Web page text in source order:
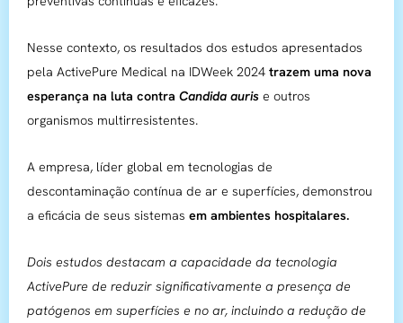
Nesse contexto, os resultados dos estudos apresentados
pela ActivePure Medical na IDWeek 2024 trazem uma nova
esperança na luta contra Candida auris e outros
organismos multirresistentes.
A empresa, líder global em tecnologias de
descontaminação contínua de ar e superfícies, demonstrou
a eficácia de seus sistemas em ambientes hospitalares.
Dois estudos destacam a capacidade da tecnologia
ActivePure de reduzir significativamente a presença de
patógenos em superfícies e no ar, incluindo a redução de